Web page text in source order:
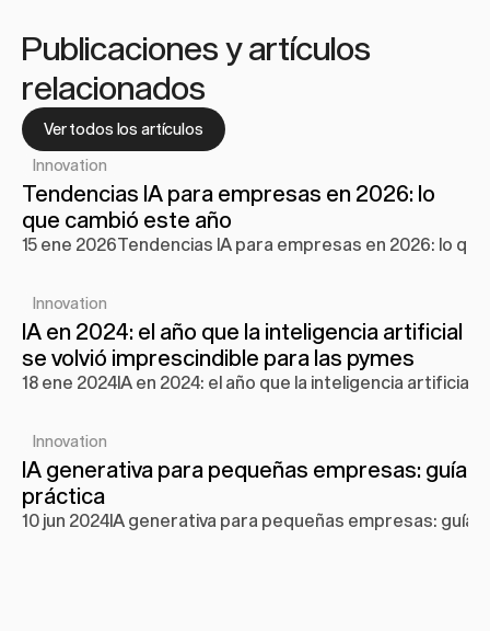
Publicaciones y artículos
relacionados
Ver todos los artículos
Innovation
Tendencias IA para empresas en 2026: lo
que cambió este año
15 ene 2026Tendencias IA para empresas en 2026: lo
Innovation
IA en 2024: el año que la inteligencia artificial
se volvió imprescindible para las pymes
18 ene 2024IA en 2024: el año que la inteligencia artificial
Innovation
IA generativa para pequeñas empresas: guía
práctica
10 jun 2024IA generativa para pequeñas empresas: guía